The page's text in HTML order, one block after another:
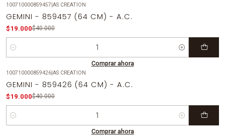
100710000859457 AS CREATION
GEMINI - 859457 (64 CM) - A.C.
$19.000$40.000
Cantidad
Comprar ahora
100710000859426| AS CREATION
GEMINI - 859426 (64 CM) - A.C.
$19.000$40.000
Cantidad
Comprar ahora